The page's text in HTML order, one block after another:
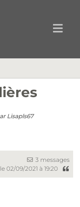
Lisapls67
3 messages
le 02/09/2021 à 19:20